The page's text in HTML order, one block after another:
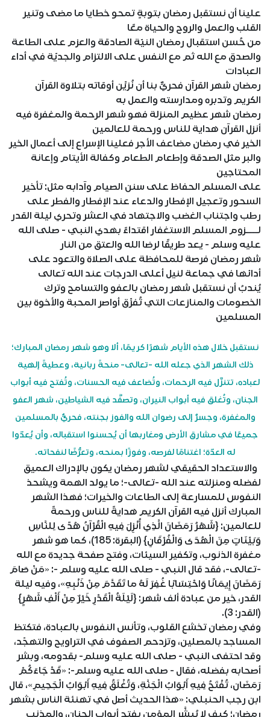
علينا أن نستقبل رمضان بتوبةٍ تمحو خطايا ما مضى وتنير
القلب والعمل والروح والحياة معًا
من حُسن استقبال رمضان النيّة الصادقة والعزم على الطاعة
والصدق مع الله ثم مع النفس على الالتزام والجديّة في أداء
العبادات
رمضان شهر القرآن فحريٌّ بنا أن نُزيِّن أوقاته بتلاوة القرآن
الكريم وتدبره ومدارسته والعمل به
رمضان شهر عظيم المنزلة فهو شهر الرحمة والمغفرة فيه
أنزل القرآن هداية للناس ورحمة للعالمين
الخير في رمضان مضاعف الأجر فعلينا الإسراع إلى أعمال الخير
والبر مثل الصدقة وإطعام الطعام وكفالة الأيتام وإعانة
المحتاجين
على المسلم الحفاظ على سنن الصيام وآدابه مثل: تأخير
السحور وتعجيل الإفطار والدعاء عند الإفطار والفطر على
رطب واجتناب الغضب والاجتهاد في العشر وتحري ليلة القدر
لــــزوم المسلم الاستغفار اقتداءً بهدي النبي - صلى الله
عليه وسلم - يعد طريقًا لرضا الله والعتق من النار
شهر رمضان فرصة للمحافظة على الصلاة والتعود على
أدائها في جماعة لنيل أعلى الدرجات عند الله تعالى
يُندبُ أن نستقبل شهر رمضان بالعفو والتسامح وترك
الخصومات والمنازعات التي تُفرِّق أواصر المحبة والأخوة بين
المسلمين
نستقبل خلال هذه الأيام شهرًا كريمًا، ألا وهو شهر رمضان المبارك؛
ذلك الشهر الذي جعله الله -تعالى- منحةً ربانية، وعطيةً إلهية
لعباده، تتنزَّل فيه الرحمات، وتُضاعف فيه الحسنات، وتُفتح فيه أبواب
الجنان، وتُغلق فيه أبواب النيران، وتصفَّد فيه الشياطين، شهر العفو
والمغفرة، وجسرٌ إلى رضوان الله والفوز بجنته، فحريٌّ بالمسلمين
جميعًا في مشارق الأرض ومغاربها أن يُحسنوا استقباله، وأن يُعدّوا
له العدّة؛ اغتنامًا لفرصه، وفوزًا بمنحه، وتعرُّضًا لنفحاته.
والاستعداد الحقيقي لشهر رمضان يكون بالإدراك العميق
لفضله ومنزلته عند الله -تعالى-؛ ما يولد الهمة ويشحذ
النفوس للمسارعة إلى الطاعات والخيرات؛ فهذا الشهر
المبارك أنزل فيه القرآن الكريم هدايةً للناس ورحمةً
للعالمين: {شَهْرُ رَمَضَانَ الَّذِي أُنْزِلَ فِيهِ الْقُرْآنُ هُدًى لِلنَّاسِ
وَبَيِّنَاتٍ مِنَ الْهُدَى وَالْفُرْقَانِ} (البقرة: 185)، كما هو شهر
مغفرة الذنوب، وتكفير السيئات، وفتح صفحة جديدة مع الله
-تعالى-، فقد قال النبي - صلى الله عليه وسلم -: «مَنْ صَامَ
رَمَضَانَ إِيمَانًا وَاحْتِسَابًا غُفِرَ لَهُ ما تَقَدَّمَ مِنْ ذَنْبِهِ»، وفيه ليلة
القدر، خير من عبادة ألف شهر: {لَيْلَةُ الْقَدْرِ خَيْرٌ مِنْ أَلْفِ شَهْرٍ}
(القدر: 3).
وفي رمضان تخشع القلوب، وتأنس النفوس بالعبادة، فتكتظ
المساجد بالمصلين، وتزدحم الصفوف في التراويح والتهجّد،
وقد احتفى النبي - صلى الله عليه وسلم- بقدومه، وبشر
أصحابه بفضله، فقال - صلى الله عليه وسلم-: «قَدْ جَاءَكُمْ
رَمَضَان، تُفْتَحُ فِيهِ أَبْوَابُ الْجَنَّةِ، وَتُغْلَقُ فِيهِ أَبْوَابُ الْجَحِيمِ»، قال
ابن رجب الحنبلي: «هذا الحديث أصل في تهنئة الناس بشهر
رمضان؛ كيف لا يُبشَّر المؤمن بفتح أبواب الجنان، والمذنب